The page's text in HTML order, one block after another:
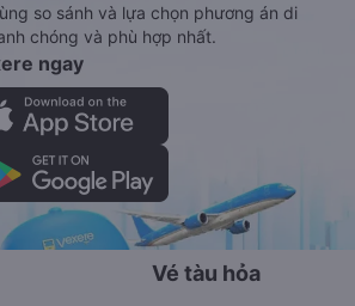
so sánh và lựa chọn phương án di
chóng và phù hợp nhất.
ngay
Vé tàu hỏa